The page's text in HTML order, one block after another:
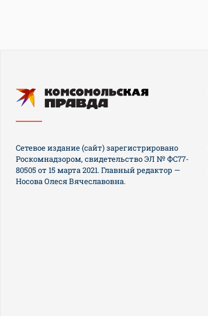
Сетевое издание (сайт) зарегистрировано
Роскомнадзором, свидетельство ЭЛ № ФС77-
80505 от 15 марта 2021. Главный редактор —
Носова Олеся Вячеславовна.